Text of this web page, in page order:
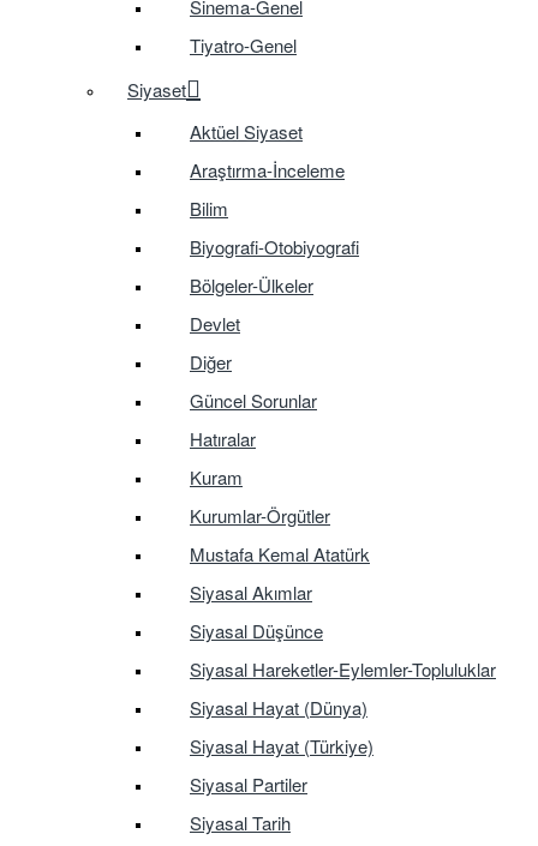
Sinema-Genel
Tiyatro-Genel
Siyaset
Aktüel Siyaset
Araştırma-İnceleme
Bilim
Biyografi-Otobiyografi
Bölgeler-Ülkeler
Devlet
Diğer
Güncel Sorunlar
Hatıralar
Kuram
Kurumlar-Örgütler
Mustafa Kemal Atatürk
Siyasal Akımlar
Siyasal Düşünce
Siyasal Hareketler-Eylemler-Topluluklar
Siyasal Hayat (Dünya)
Siyasal Hayat (Türkiye)
Siyasal Partiler
Siyasal Tarih